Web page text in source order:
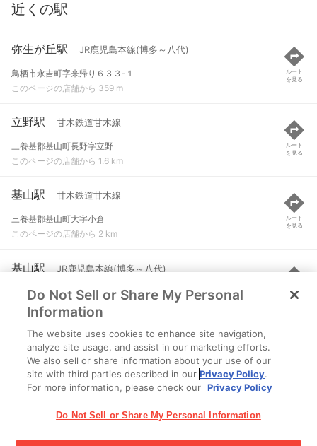
近くの駅
弥生が丘駅 JR鹿児島本線(博多～八代)
鳥栖市永吉町字来帰り６３３-１
このページの店舗から 359 m
ルート
を見る
立野駅 甘木鉄道甘木線
三養基郡基山町長野字立野
このページの店舗から 1.6 km
ルート
を見る
基山駅 甘木鉄道甘木線
三養基郡基山町大字小倉
このページの店舗から 2 km
ルート
を見る
基山駅 JR鹿児島本線(博多～八代)
三養基郡基山町大字小倉
このページの店舗から 2 km
ルート
を見る
田代駅 JR鹿児島本線(博多～八代)
鳥栖市桜町
このページの店舗から 2.2 km
Do Not Sell or Share My Personal
Information
The website uses cookies to enhance site navigation,
analyze site usage, and assist in our marketing efforts.
We also sell or share information about your use of our
site with third parties described in ourPrivacy Policy.
For more information, please check our Privacy Policy
Do Not Sell or Share My Personal Information